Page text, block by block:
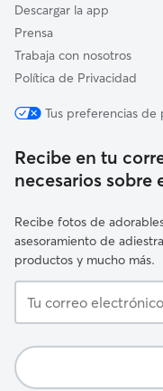
Descargar la app
Prensa
Trabaja con nosotros
Política de Privacidad
Tus preferencias de
Recibe en tu
necesarios sobre
Recibe fotos de
asesoramiento de
productos y mucho más.
correo